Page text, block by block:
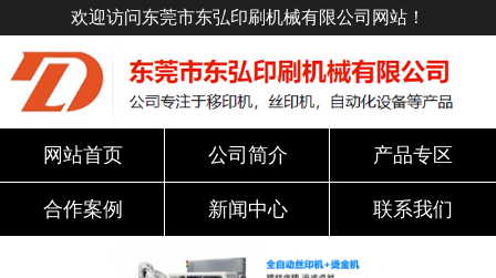
欢迎访问东莞市东弘印刷机械有限公司网站！
网站首页 公司简介 产品专区
合作案例 新闻中心 联系我们